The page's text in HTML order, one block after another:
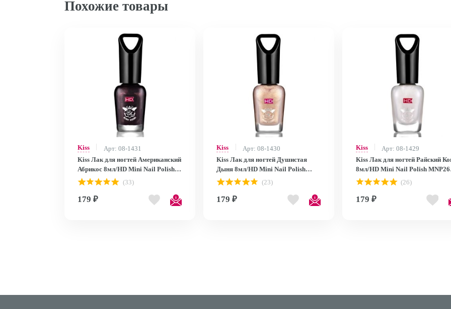
Похожие товары
Kiss
Арт: 08-1431
Kiss Лак для ногтей Американский
Абрикос 8мл/HD Mini Nail Polish
MNP28
(33)
179 ₽
Kiss
Арт: 08-1430
Kiss Лак для ногтей Душистая
Дыня 8мл/HD Mini Nail Polish
MNP27
(23)
179 ₽
Kiss
Арт: 08-1429
Kiss Лак для ногтей Райский
8мл/HD Mini Nail Polish MNP26
MNP26
(26)
179 ₽